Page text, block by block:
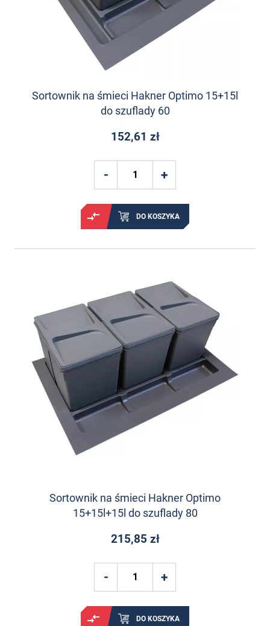
Sortownik na śmieci Hakner Optimo 15+15l
do szuflady 60
152,61 zł
DO KOSZYKA
Sortownik na śmieci Hakner Optimo
15+15l+15l do szuflady 80
215,85 zł
DO KOSZYKA